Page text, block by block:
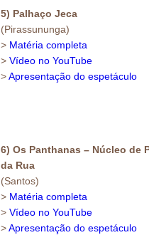
5) Palhaço Jeca
(Pirassununga)
> Matéria completa
> Vídeo no YouTube
>Apresentação do espetáculo
6) Os Panthanas – Núcleo de
da Rua
(Santos)
> Matéria completa
> Vídeo no YouTube
>Apresentação do espetáculo